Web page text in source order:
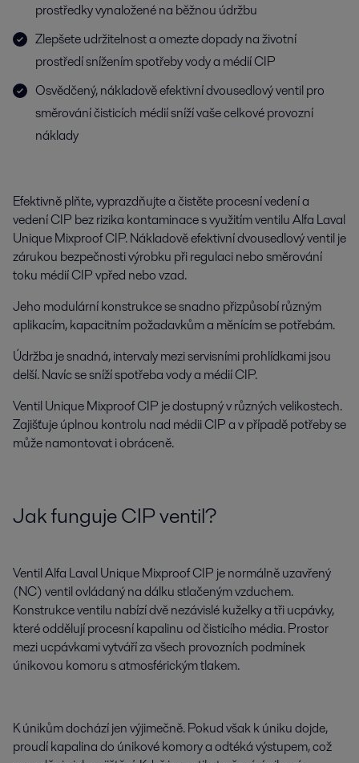
prostředky vynaložené na běžnou údržbu
Zlepšete udržitelnost a omezte dopady na životní
prostředí snížením spotřeby vody a médií CIP
Osvědčený, nákladově efektivní dvousedlový ventil pro
směrování čisticích médií sníží vaše celkové provozní
náklady
Efektivně plňte, vyprazdňujte a čistěte procesní vedení a
vedení CIP bez rizika kontaminace s využitím ventilu Alfa Laval
Unique Mixproof CIP. Nákladově efektivní dvousedlový ventil je
zárukou bezpečnosti výrobku při regulaci nebo směrování
toku médií CIP vpřed nebo vzad.
Jeho modulární konstrukce se snadno přizpůsobí různým
aplikacím, kapacitním požadavkům a měnícím se potřebám.
Údržba je snadná, intervaly mezi servisními prohlídkami jsou
delší. Navíc se sníží spotřeba vody a médií CIP.
Ventil Unique Mixproof CIP je dostupný v různých velikostech.
Zajišťuje úplnou kontrolu nad médii CIP a v případě potřeby se
může namontovat i obráceně.
Jak funguje CIP ventil?
Ventil Alfa Laval Unique Mixproof CIP je normálně uzavřený
(NC) ventil ovládaný na dálku stlačeným vzduchem.
Konstrukce ventilu nabízí dvě nezávislé kuželky a tři ucpávky,
které oddělují procesní kapalinu od čisticího média. Prostor
mezi ucpávkami vytváří za všech provozních podmínek
únikovou komoru s atmosférickým tlakem.
K únikům dochází jen výjimečně. Pokud však k úniku dojde,
proudí kapalina do únikové komory a odtéká výstupem, což